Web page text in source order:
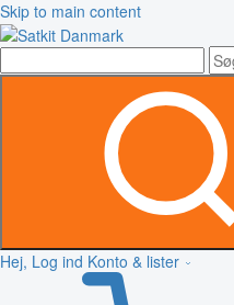
Skip to main content
Hej, Log ind Konto & lister